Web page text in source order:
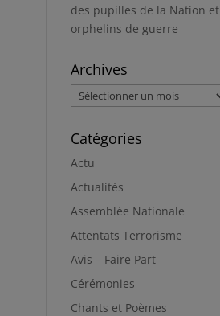
des pupilles de la Nation et
orphelins de guerre
Archives
Archives
Catégories
Actu
Actualités
Assemblée Nationale
Attentats Terrorisme
Avis – Faire Part
Cérémonies
Chants et Poèmes